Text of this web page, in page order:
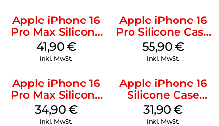
Apple iPhone 16
Pro Max Silicone
Case MagSafe
Ultramarine
41,90 €
inkl. MwSt.
Apple iPhone 16
Pro Silicone Case
MagSafe Stone
Gray
55,90 €
inkl. MwSt.
Apple iPhone 16
Pro Max Silicone
Case MagSafe
Denim
34,90 €
inkl. MwSt.
Apple iPhone 16
Silicone Case
MagSafe Fuchsia
31,90€
inkl. MwSt.